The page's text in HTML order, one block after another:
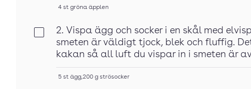
4 st gröna äpplen
2. Vispa ägg och socker i en skål med
smeten är väldigt tjock, blek och fluffig.
kakan så all luft du vispar in i smeten är
5 st ägg,200 g strösocker